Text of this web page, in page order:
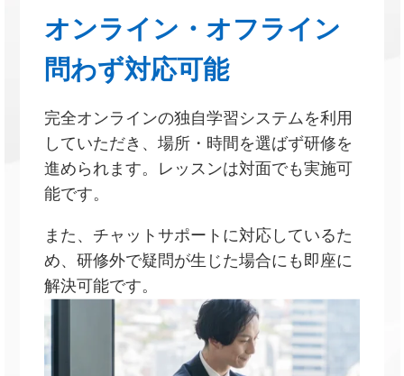
オンライン・オフライン
問わず対応可能
完全オンラインの独自学習システムを利用
していただき、場所・時間を選ばず研修を
進められます。レッスンは対面でも実施可
能です。
また、チャットサポートに対応しているた
め、研修外で疑問が生じた場合にも即座に
解決可能です。